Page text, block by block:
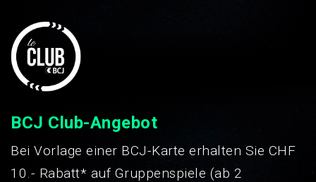
BCJ Club-Angebot
Bei Vorlage einer BCJ-Karte erhalten Sie CHF
10.- Rabatt* auf Gruppenspiele (ab 2